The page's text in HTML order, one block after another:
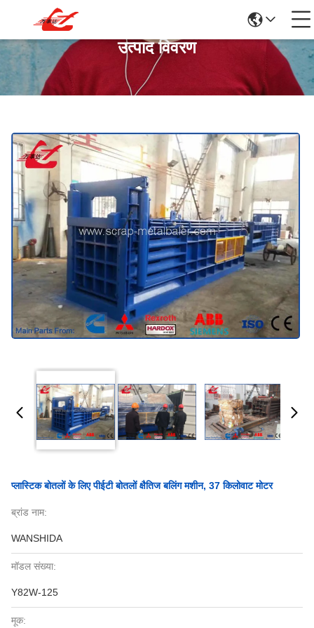
उत्पाद विवरण
प्लास्टिक बोतलों के लिए पीईटी बोतलों क्षैतिज बलिंग मशीन, 37 किलोवाट मोटर
ब्रांड नाम:
WANSHIDA
मॉडल संख्या:
Y82W-125
मूक: